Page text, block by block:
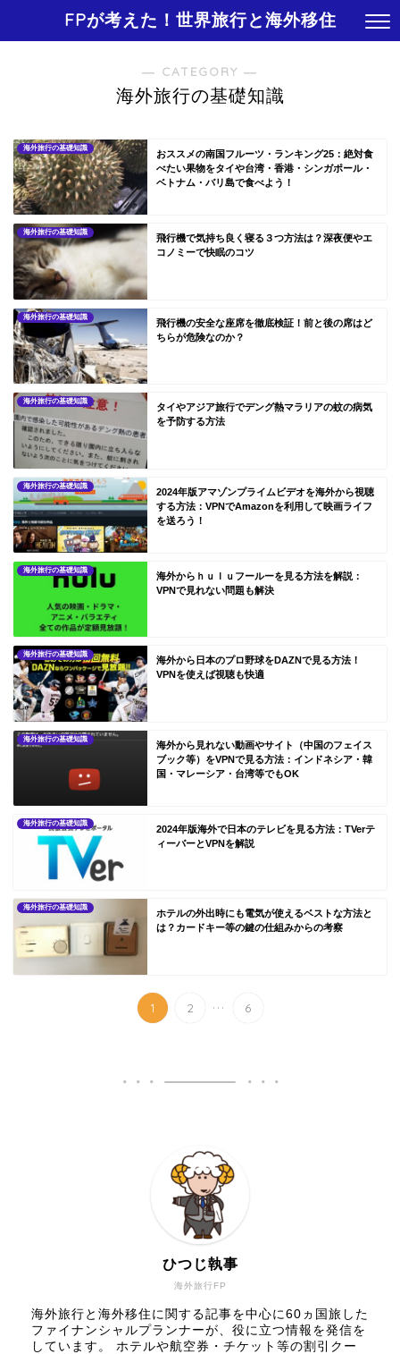
FPが考えた！世界旅行と海外移住
― CATEGORY ―
海外旅行の基礎知識
海外旅行の基礎知識
おススメの南国フルーツ・ランキング25：絶対食
べたい果物をタイや台湾・香港・シンガポール・
ベトナム・バリ島で食べよう！
海外旅行の基礎知識
飛行機で気持ち良く寝る３つ方法は？深夜便やエ
コノミーで快眠のコツ
海外旅行の基礎知識
飛行機の安全な座席を徹底検証！前と後の席はど
ちらが危険なのか？
海外旅行の基礎知識
タイやアジア旅行でデング熱マラリアの蚊の病気
を予防する方法
海外旅行の基礎知識
2024年版アマゾンプライムビデオを海外から視聴
する方法：VPNでAmazonを利用して映画ライフ
を送ろう！
海外旅行の基礎知識
海外からｈｕｌｕフールーを見る方法を解説：
VPNで見れない問題も解決
海外旅行の基礎知識
海外から日本のプロ野球をDAZNで見る方法！
VPNを使えば視聴も快適
海外旅行の基礎知識
海外から見れない動画やサイト（中国のフェイス
ブック等）をVPNで見る方法：インドネシア・韓
国・マレーシア・台湾等でもOK
海外旅行の基礎知識
2024年版海外で日本のテレビを見る方法：TVerテ
ィーバーとVPNを解説
海外旅行の基礎知識
ホテルの外出時にも電気が使えるベストな方法と
は？カードキー等の鍵の仕組みからの考察
1 2 ... 6
海外旅行FP
ひつじ執事
海外旅行と海外移住に関する記事を中心に60ヵ国旅した
ファイナンシャルプランナーが、役に立つ情報を発信を
しています。 ホテルや航空券・チケット等の割引クー